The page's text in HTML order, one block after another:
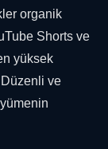
organik
Shorts ve
yüksek
ve